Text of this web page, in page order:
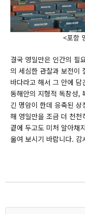
<포항
결국 영일만은 인간의 필
의 세심한 관찰과 보전이
바다라고 해서 그 안에
동해안의 지형적 독창성,
긴 명암이 한데 응축된 상
해 영일만을 조금 더 천
곁에 두고도 미처 알아채
울여 보시기 바랍니다. 감
New
Public Articles
Academic
News Media
K-Benthos
Search